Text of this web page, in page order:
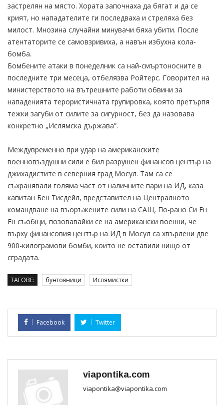
застрелян на място. Хората започнаха да бягат и да се
крият, но нападателите ги последваха и стреляха без
милост. Мнозина случайни минувачи бяха убити. После
атентаторите се самовзривиха, а навън избухна кола-
бомба.
Бомбените атаки в понеделник са най-смъртоносните в
последните три месеца, отбелязва Ройтерс. Говорител на
министерството на вътрешните работи обвини за
нападенията терористичната групировка, която претърпя
тежки загуби от силите за сигурност, без да назовава
конкретно „Ислямска държава”.
Междувременно при удар на американските
военновъздушни сили е бил разрушен финансов център на
джихадистите в северния град Мосул. Там са се
съхранявали голяма част от наличните пари на ИД, каза
капитан Бен Тисдейл, представител на Централното
командване на въоръжените сили на САЩ. По-рано Си Ен
Ен съобщи, позовавайки се на американски военни, че
върху финансовия център на ИД в Мосул са хвърлени две
900-килограмови бомби, които не оставили нищо от
сградата.
ТАГОВЕ: бунтовници Ислямистки
Facebook Twitter
viapontika.com
viapontika@viapontika.com